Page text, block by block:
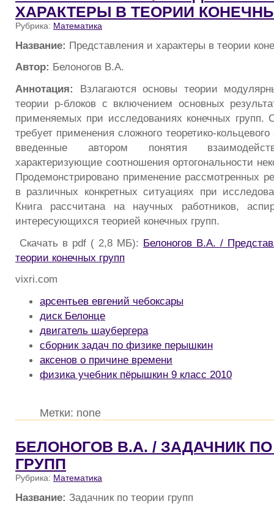
ХАРАКТЕРЫ В ТЕОРИИ
Рубрика: Математика
Название: Представления и характеры в теории
Автор: Белоногов В.А.
Аннотация: Bзлагаются основы теории
теории p-блоков с включением основных
применяемых при исследованиях конечных групп.
требует применения сложного теоретико-
введенные автором понятия
характеризующие соотношения ортогональности
Продемонстрировано применение рассмотренных
в различных конкретных ситуациях при
Книга рассчитана на научных работников,
интересующихся теорией конечных групп.
Скачать в pdf ( 2,8 МБ): Белоногов В.А. /
теории конечных групп
vixri.com
арсентьев евгений чебоксары
диск Белонце
двигатель шаубергера
сборник задач по физике перышкин
аксенов о причине времени
физика учебник пёрышкин 9 класс 2010
Метки: none
БЕЛОНОГОВ В.А. / ЗАДАЧНИК
ГРУПП
Рубрика: Математика
Название: Задачник по теории групп